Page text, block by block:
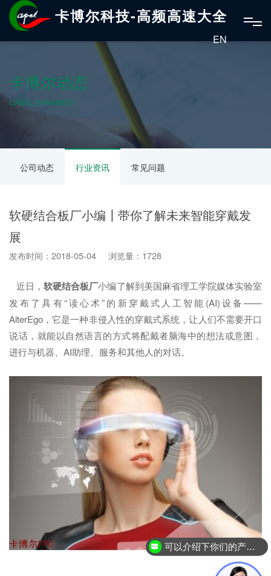
卡博尔科技-高频高速大全
EN
卡博尔动态
CABOL DYNAMICS
公司动态 行业资讯 常见问题
软硬结合板厂小编┃带你了解未来智能穿戴发
展
发布时间：2018-05-04 浏览量：1728
近日，软硬结合板厂小编了解到美国麻省理工学院媒体实验室
发布了具有“读心术”的新穿戴式人工智能(AI)设备——
AlterEgo，它是一种非侵入性的穿戴式系统，让人们不需要开口
说话，就能以自然语言的方式将配戴者脑海中的想法或意图，
进行与机器、AI助理、服务和其他人的对话。
可以介绍下你们的产品么？